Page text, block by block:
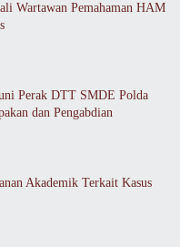
Wartawan Pemahaman HAM
Perak DTT SMDE Polda
dan Pengabdian
Akademik Terkait Kasus